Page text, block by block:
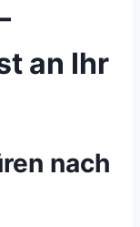
an Ihr
nach